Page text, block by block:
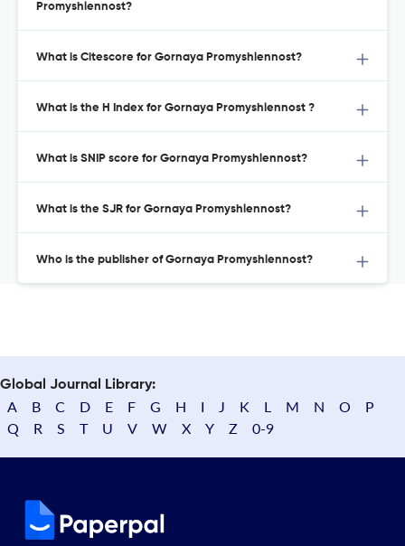
Promyshlennost?
What is Citescore for Gornaya Promyshlennost?
What is the H Index for Gornaya Promyshlennost ?
What is SNIP score for Gornaya Promyshlennost?
What is the SJR for Gornaya Promyshlennost?
Who is the publisher of Gornaya Promyshlennost?
Global Journal Library:
A B C D E F G H I J K L M N O
P
Q
R S T U V W X Y Z 0-9